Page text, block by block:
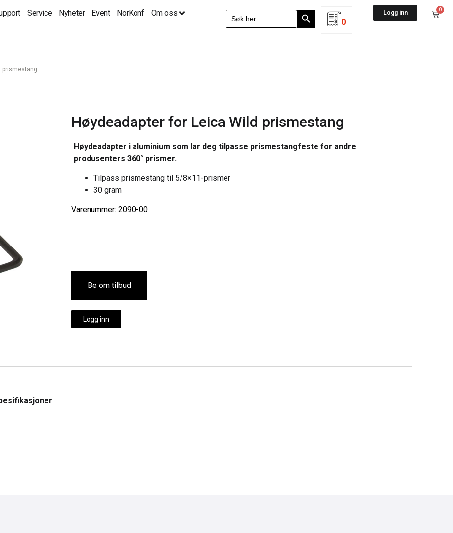
Service Nyheter Event NorKonf Om oss
Search
for:
Search Button
0
Logg inn 0
prismestang
Høydeadapter for Leica Wild prismestang
Høydeadapter i aluminium som lar deg tilpasse prismestangfeste for andre
produsenters 360° prismer.
Tilpass prismestang til 5/8×11-prismer
30 gram
Varenummer: 2090-00
Be om tilbud
Logg inn